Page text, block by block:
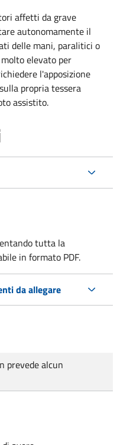
affetti da grave
autonomamente il
delle mani, paralitici o
elevato per
l'apposizione
propria tessera
assistito.
tutta la
in formato PDF.
da allegare
prevede alcun